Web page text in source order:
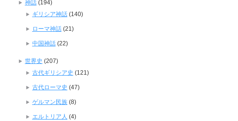
神話(194)
ギリシア神話(140)
ローマ神話(21)
中国神話(22)
世界史 (207)
古代ギリシア史 (121)
古代ローマ史 (47)
ゲルマン民族(8)
エルトリア人 (4)